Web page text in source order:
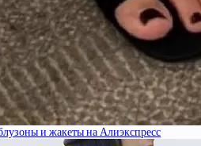
и жакеты на Алиэкспресс